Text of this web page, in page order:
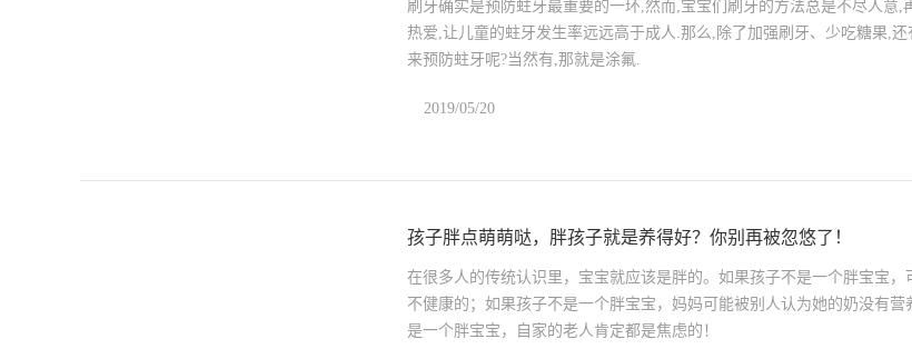
刷牙确实是预防蛀牙最重要的一环,然而,宝宝们刷牙的方法总是不尽人意,
热爱,让儿童的蛀牙发生率远远高于成人.那么,除了加强刷牙、少吃糖果,还
来预防蛀牙呢?当然有,那就是涂氟.
2019/05/20
孩子胖点萌萌哒，胖孩子就是养得好？你别再被忽悠了！
在很多人的传统认识里，宝宝就应该是胖的。如果孩子不是一个胖宝宝，
不健康的；如果孩子不是一个胖宝宝，妈妈可能被别人认为她的奶没有营
是一个胖宝宝，自家的老人肯定都是焦虑的！